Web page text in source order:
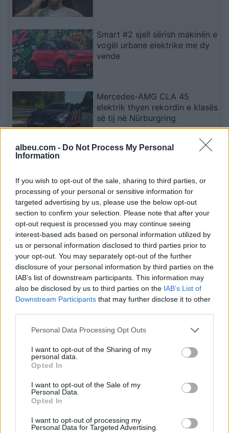
albeu.com - Do Not Process My Personal
Information
If you wish to opt-out of the sale, sharing to third parties, or
processing of your personal or sensitive information for
targeted advertising by us, please use the below opt-out
section to confirm your selection. Please note that after your
opt-out request is processed you may continue seeing
interest-based ads based on personal information utilized by
us or personal information disclosed to third parties prior to
your opt-out. You may separately opt-out of the further
disclosure of your personal information by third parties on the
IAB’s list of downstream participants. This information may
also be disclosed by us to third parties on the IAB’s List of
Downstream Participants that may further disclose it to other
Personal Data Processing Opt Outs
I want to opt-out of the Sharing of my
personal data.
Opted In
I want to opt-out of the Sale of my
Personal Data.
Opted In
I want to opt-out of processing my
Personal Data for Targeted Advertising.
Smart #2 sjell sërish makinën e
vogël urbane elektrike me dy
vende
Mercedes-AMG CLA 45
elektrik thyen rekordin e klasës
së tij në Nürburgring
në motin hapësinor dhe Tokë
Esim for Global
Esim for USA|Esim for Italy| Esim for Spain|Esim